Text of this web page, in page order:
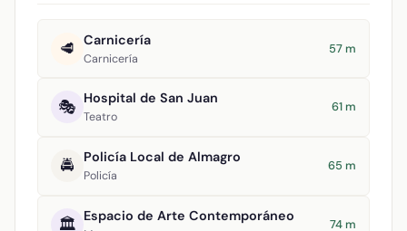
🥩 Carnicería
Carnicería
57 m
🎭 Hospital de San Juan
Teatro
61 m
🚔 Policía Local de Almagro
Policía
65 m
🏛️ Espacio de Arte Contemporáneo
74 m